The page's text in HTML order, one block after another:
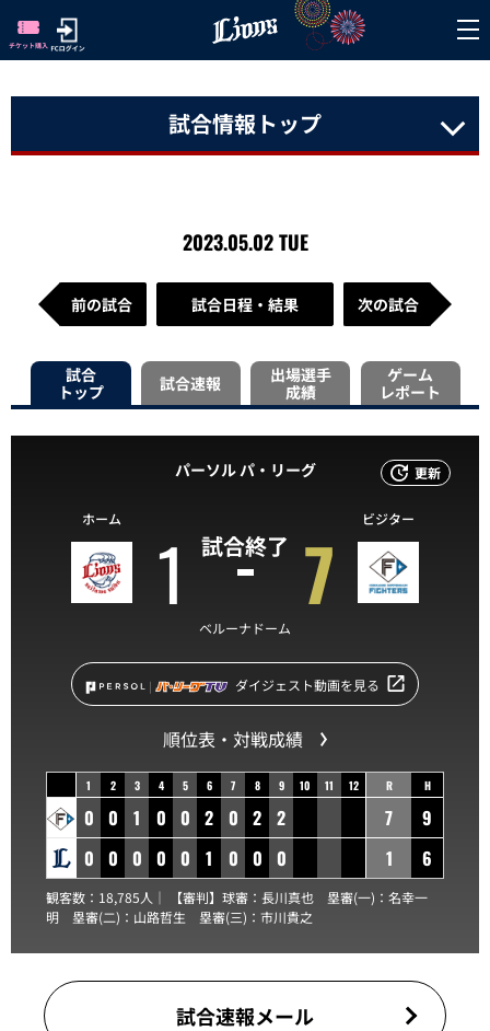
試合情報トップ
2023.05.02 TUE
前の試合 試合日程・結果 次の試合
試合
トップ
試合速報
出場選手
成績
ゲーム
レポート
更新
パーソル パ・リーグ
試合終了
ホーム
1 7
ビジター
ベルーナドーム
ダイジェスト動画を見る
順位表・対戦成績
1 2 3 4 5 6 7 8 9 10 11 12
0 0 1 0 0 2 0 2 2
0 0 0 0 0 1 0 0 0
R H
7
9
1
6
観客数：18,785人｜ 【審判】球審： 長川真也 塁審(一)： 名幸一
明 塁審(二)： 山路哲生 塁審(三)： 市川貴之
試合速報メール